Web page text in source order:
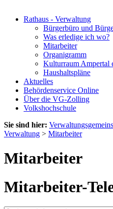
Rathaus - Verwaltung
Bürgerbüro und
Was erledige ich wo?
Mitarbeiter
Organigramm
Kulturraum Ampertal
Haushaltspläne
Aktuelles
Behördenservice Online
Über die VG-Zolling
Volkshochschule
Sie sind hier:
Verwaltung > Mitarbeiter
Mitarbeiter
Mitarbeiter-